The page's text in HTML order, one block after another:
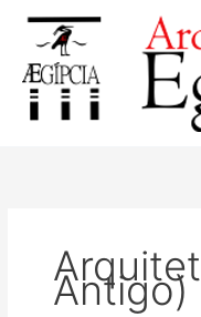
conteúdo
Antigo)